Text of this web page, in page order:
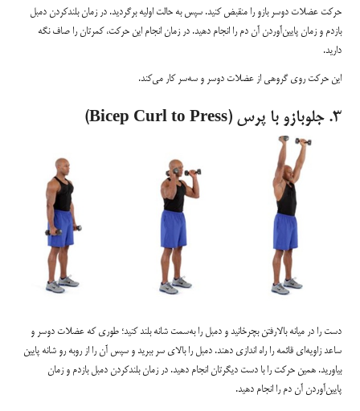
حرکت عضلات دوسر بازو را منقبض کنید. سپس به حالت اولیه برگردید. در زمان بلندکردن دمبل
بازدم و زمان پایین‌آوردن آن دم را انجام دهید. در زمان انجام این حرکت، کمرتان را صاف نگه
دارید.
این حرکت روی گروهی از عضلات دوسر و سه‌سر کار می‌کند.
۳. جلوبازو با پرس (Bicep Curl to Press)
دست را در میانه بالارفتن بچرخانید و دمبل را به‌سمت شانه بلند کنید؛ طوری که عضلات دوسر و
ساعد زاویه‌ای قائمه را راه اندازی دهند. دمبل را بالای سر ببرید و سپس آن را از روبه رو شانه پایین
بیاورید. همین حرکت را با دست دیگرتان انجام دهید. در زمان بلندکردن دمبل بازدم و زمان
پایین‌آوردن آن دم را انجام دهید.